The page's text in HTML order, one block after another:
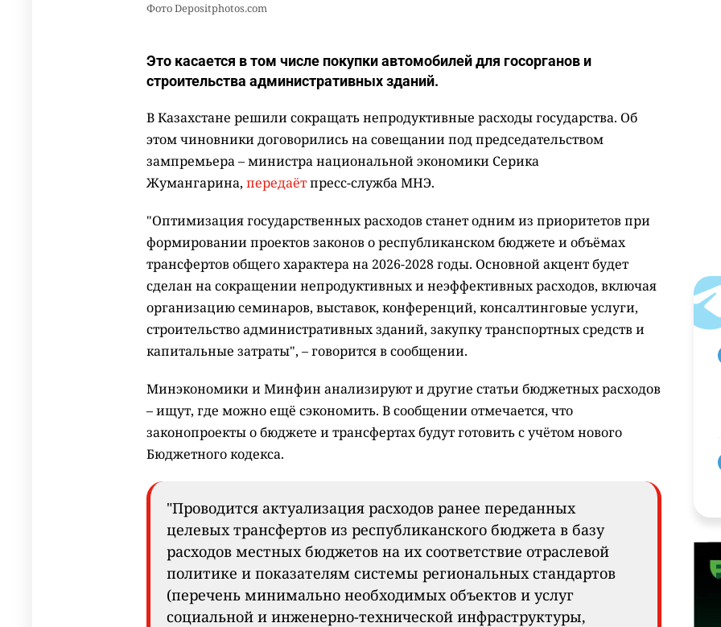
Фото Depositphotos.com
Это касается в том числе покупки автомобилей для госорганов и
строительства административных зданий.
В Казахстане решили сокращать непродуктивные расходы государства. Об
этом чиновники договорились на совещании под председательством
зампремьера – министра национальной экономики Серика
Жумангарина, передаётпресс-служба МНЭ.
"Оптимизация государственных расходов станет одним из приоритетов при
формировании проектов законов о республиканском бюджете и объёмах
трансфертов общего характера на 2026-2028 годы. Основной акцент будет
сделан на сокращении непродуктивных и неэффективных расходов, включая
организацию семинаров, выставок, конференций, консалтинговые услуги,
строительство административных зданий, закупку транспортных средств и
капитальные затраты", – говорится в сообщении.
Минэкономики и Минфин анализируют и другие статьи бюджетных расходов
– ищут, где можно ещё сэкономить. В сообщении отмечается, что
законопроекты о бюджете и трансфертах будут готовить с учётом нового
Бюджетного кодекса.
"Проводится актуализация расходов ранее переданных
целевых трансфертов из республиканского бюджета в базу
расходов местных бюджетов на их соответствие отраслевой
политике и показателям системы региональных стандартов
(перечень минимально необходимых объектов и услуг
социальной и инженерно-технической инфраструктуры,